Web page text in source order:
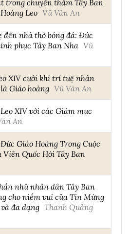
trong chuyến thăm Tây Ban
Leo Vũ Văn An
nhà thờ bóng đá: Đức
phục Tây Ban Nha Vũ
XIV cười khi trí tuệ nhân
Giáo hoàng Vũ Văn An
XIV với các Giám mục
An
Giáo Hoàng Trong Cuộc
Viên Quốc Hội Tây Ban
nhủ nhân dân Tây Ban
cho niềm vui của Tin Mừng
đa dạng Thanh Quảng